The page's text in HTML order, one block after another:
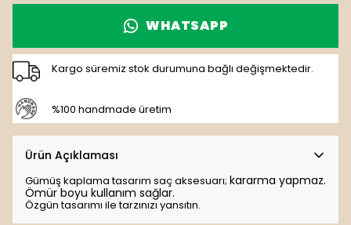
WHATSAPP
Kargo süremiz stok durumuna bağlı değişmektedir.
%100 handmade üretim
Ürün Açıklaması
Gümüş kaplama tasarım saç aksesuarı; kararma yapmaz.
Ömür boyu kullanım sağlar.
Özgün tasarımı ile tarzınızı yansıtın.